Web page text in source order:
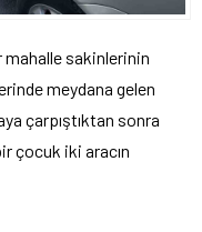
mahalle sakinlerinin
meydana gelen
çarpıştıktan sonra
çocuk iki aracın